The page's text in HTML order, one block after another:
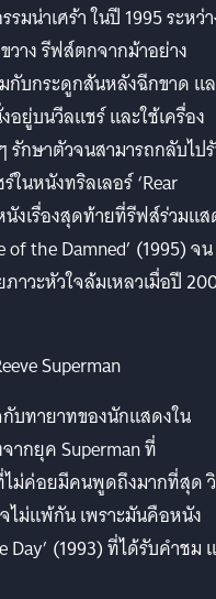
น่าเศร้า ในปี 1995 ระหว่
วาง รีฟส์ตกจากม้าอย่าง
กับกระดูกสันหลังฉีกขาด แ
ยู่บนวีลแชร์ และใช้เครื่อง
รักษาตัวจนสามารถกลับไป
นหนังทริลเลอร์ ‘Rear
นังเรื่องสุดท้ายที่รีฟส์ร่วมแ
the Damned’ (1995) จน
าวะหัวใจล้มเหลวเมื่อปี
บทายาทของนักแสดงใน
ากยุค Superman ที่
ไม่ค่อยมีคนพูดถึงมากที่สุด
ม่แพ้กัน เพราะมันคือหนัง
Day’ (1993) ที่ได้รับคำชม